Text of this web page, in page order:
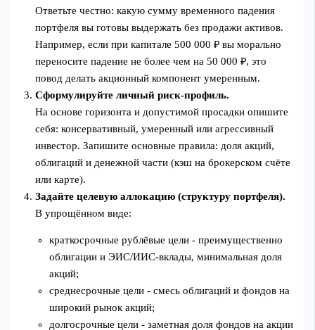
Ответьте честно: какую сумму временного падения
портфеля вы готовы выдержать без продажи активов.
Например, если при капитале 500 000 ₽ вы морально
переносите падение не более чем на 50 000 ₽, это
повод делать акционный компонент умеренным.
Сформулируйте личный риск‑профиль.
На основе горизонта и допустимой просадки опишите
себя: консервативный, умеренный или агрессивный
инвестор. Запишите основные правила: доля акций,
облигаций и денежной части (кэш на брокерском счёте
или карте).
Задайте целевую аллокацию (структуру портфеля).
В упрощённом виде:
краткосрочные рублёвые цели - преимущественно
облигации и ЭИС/ИИС‑вклады, минимальная доля
акций;
среднесрочные цели - смесь облигаций и фондов на
широкий рынок акций;
долгосрочные цели - заметная доля фондов на акции